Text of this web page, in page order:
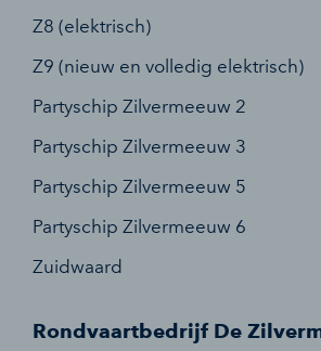
Z8 (elektrisch)
Z9 (nieuw en volledig elektrisch)
Partyschip Zilvermeeuw 2
Partyschip Zilvermeeuw 3
Partyschip Zilvermeeuw 5
Partyschip Zilvermeeuw 6
Zuidwaard
Rondvaartbedrijf De